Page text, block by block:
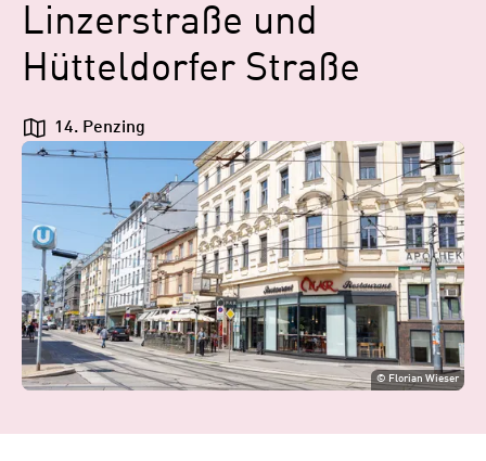
Linzerstraße und
Hütteldorfer Straße
14. Penzing
© Florian Wieser